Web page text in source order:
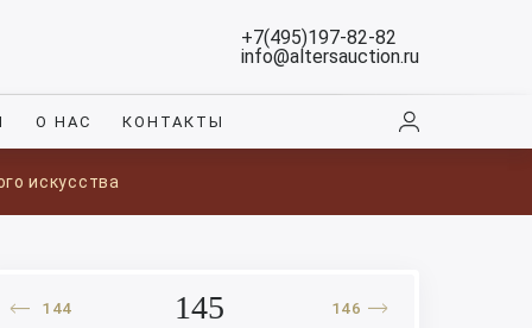
+7(495)197-82-82
info@altersauction.ru
О НАС КОНТАКТЫ
искусства
144 145 146